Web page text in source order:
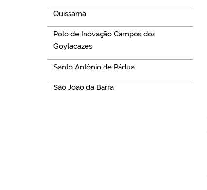
Quissamã
Polo de Inovação Campos dos
Goytacazes
Santo Antônio de Pádua
São João da Barra